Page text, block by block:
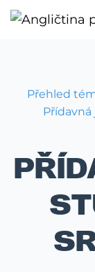
Přehled